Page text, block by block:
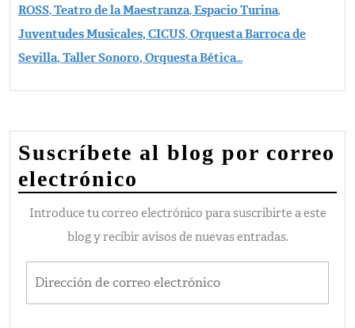
ROSS,Teatro de la Maestranza,Espacio Turina,
Juventudes Musicales, CICUS,Orquesta Barroca de
Sevilla, Taller Sonoro, Orquesta Bética…
Suscríbete al blog por correo
electrónico
Introduce tu correo electrónico para suscribirte a este
blog y recibir avisos de nuevas entradas.